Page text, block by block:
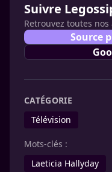
Suivre
Retrouvez toutes
Source
CATÉGORIE
Télévision
Mots-clés :
Laeticia Hallyday